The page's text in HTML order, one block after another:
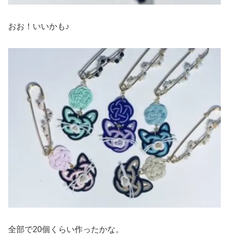
おお！いいかも♪
全部で20個くらい作ったかな。